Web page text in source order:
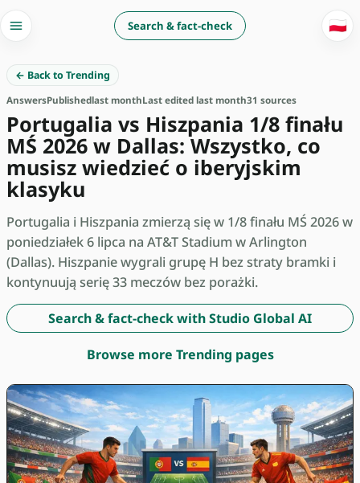
Search & fact-check 🇵🇱
← Back to Trending
AnswersPublishedlast monthLast edited last month31 sources
Portugalia vs Hiszpania 1/8 finału
MŚ 2026 w Dallas: Wszystko, co
musisz wiedzieć o iberyjskim
klasyku
Portugalia i Hiszpania zmierzą się w 1/8 finału MŚ 2026 w
poniedziałek 6 lipca na AT&T Stadium w Arlington
(Dallas). Hiszpanie wygrali grupę H bez straty bramki i
kontynuują serię 33 meczów bez porażki.
Search & fact-check with Studio Global AI
Browse more Trending pages